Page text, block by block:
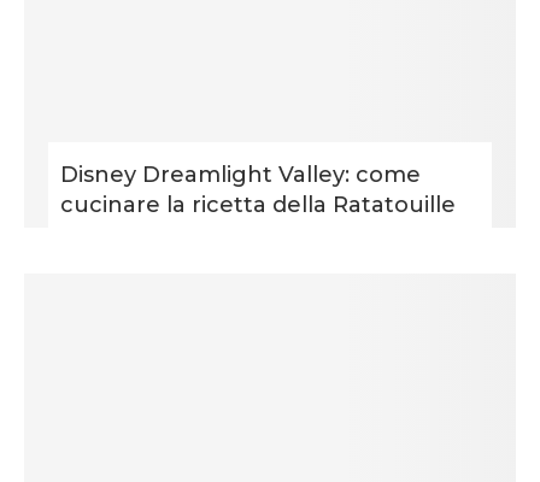
Disney Dreamlight Valley: come
cucinare la ricetta della Ratatouille